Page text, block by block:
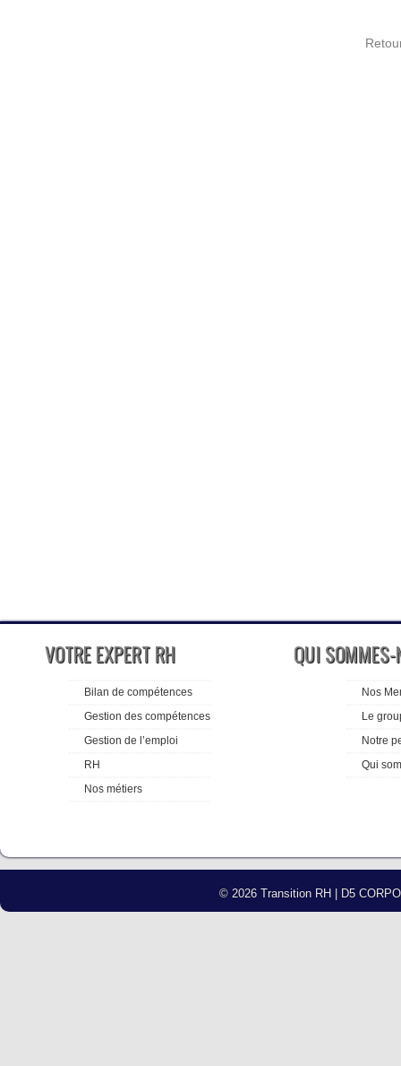
VOTRE EXPERT RH
Bilan de compétences
Gestion des compétences
Gestion de l’emploi
RH
Nos métiers
QUI
Nos
Le
Notre
Qui
© 2026 Transition RH | D5